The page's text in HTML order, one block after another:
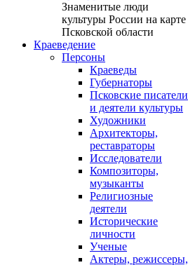
Знаменитые люди
культуры России на карте
Псковской области
Краеведение
Персоны
Краеведы
Губернаторы
Псковские писатели
и деятели культуры
Художники
Архитекторы,
реставраторы
Исследователи
Композиторы,
музыканты
Религиозные
деятели
Исторические
личности
Ученые
Актеры, режиссеры,